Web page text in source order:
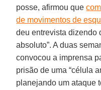
posse, afirmou que
de movimentos de
deu entrevista dizendo
absoluto”. A duas
convocou a imprensa
prisão de uma “célula
planejando um ataque